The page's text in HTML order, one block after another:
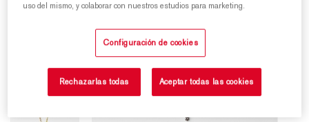
uso del mismo, y colaborar con nuestros estudios para marketing.
Configuración de cookies
Rechazarlas todas Aceptar todas las cookies